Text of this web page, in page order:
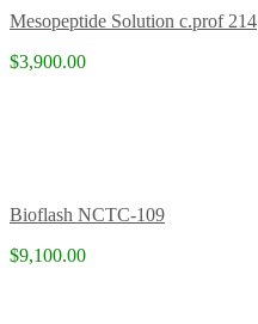
Mesopeptide Solution c.prof 214
$3,900.00
Bioflash NCTC-109
$9,100.00